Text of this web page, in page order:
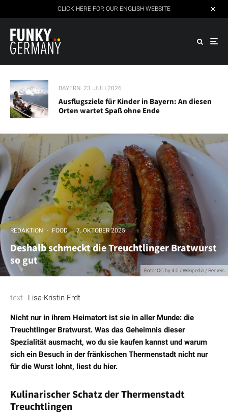
CLICK HERE FOR OUR ENGLISH WEBSITE
BAYERN 23. JULI 2026
Ausflugsziele für Kinder in Bayern: An diesen
Orten wartet Spaß ohne Ende
Foto: CC by 4.0 / Wikipedia / Benreis
REDAKTION · FOOD · 7. OKTOBER 2025
Deshalb schmeckt die Treuchtlinger Bratwurst
so gut
text Lisa-Kristin Erdt
Nicht nur in ihrem Heimatort ist sie in aller Munde: die
Treuchtlinger Bratwurst. Was das Geheimnis dieser
Spezialität ausmacht, wo du sie kaufen kannst und warum
sich ein Besuch in der fränkischen Thermenstadt nicht nur
für die Wurst lohnt, liest du hier.
Kulinarischer Schatz der Thermenstadt
Treuchtlingen